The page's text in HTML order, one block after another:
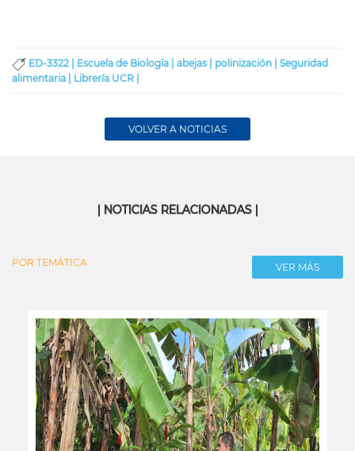
ED-3322 | Escuela de Biología | abejas | polinización | Seguridad
alimentaria | Librería UCR |
VOLVER A NOTICIAS
| NOTICIAS RELACIONADAS |
POR TEMÁTICA VER MÁS